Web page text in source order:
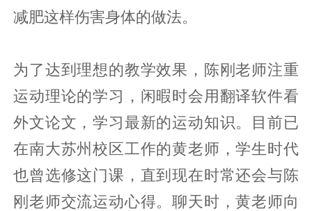
减肥这样伤害身体的做法。
为了达到理想的教学效果，陈刚老师注重
运动理论的学习，闲暇时会用翻译软件看
外文论文，学习最新的运动知识。目前已
在南大苏州校区工作的黄老师，学生时代
也曾选修这门课，直到现在时常还会与陈
刚老师交流运动心得。聊天时，黄老师向